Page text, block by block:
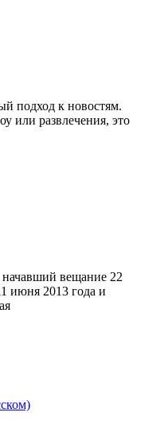
подход к новостям.
или развлечения, это
начавший вещание 22
июня 2013 года и